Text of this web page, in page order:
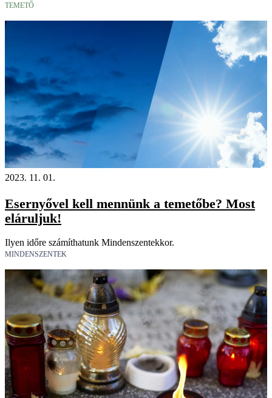
TEMETŐ
2023. 11. 01.
Esernyővel kell mennünk a temetőbe? Most
eláruljuk!
Ilyen időre számíthatunk Mindenszentekkor.
MINDENSZENTEK